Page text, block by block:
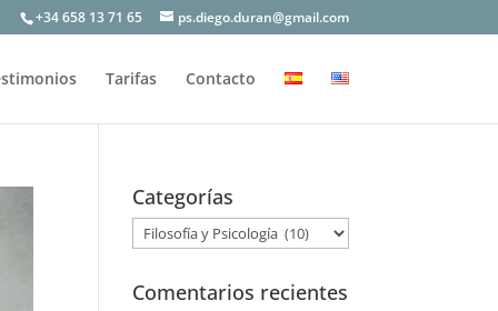
+34 658 13 71 65 ps.diego.duran@gmail.com
Tarifas Contacto
Categorías
Categorías
Comentarios recientes